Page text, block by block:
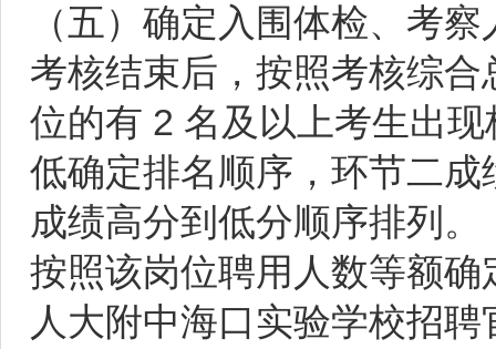
（五）确定入围体检、考察
考核结束后，按照考核综
位的有 2 名及以上考生出
低确定排名顺序，环节二
成绩高分到低分顺序排列。
按照该岗位聘用人数等额
人大附中海口实验学校招